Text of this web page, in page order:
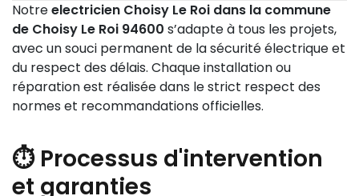
Notreelectricien Choisy Le Roi dans la commune
de Choisy Le Roi 94600 s’adapte à tous les projets,
avec un souci permanent de la sécurité électrique et
du respect des délais. Chaque installation ou
réparation est réalisée dans le strict respect des
normes et recommandations officielles.
⏱️ Processus d'intervention
et garanties